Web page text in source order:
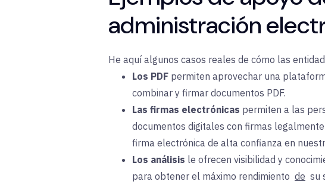
administración
He aquí algunos casos reales de cómo las
Los PDF permiten aprovechar una
combinar y firmar documentos PDF.
Las firmas electrónicas permiten a las
documentos digitales con firmas
firma electrónica de alta confianza en
Los análisis le ofrecen visibilidad y
para obtener el máximo rendimiento de su